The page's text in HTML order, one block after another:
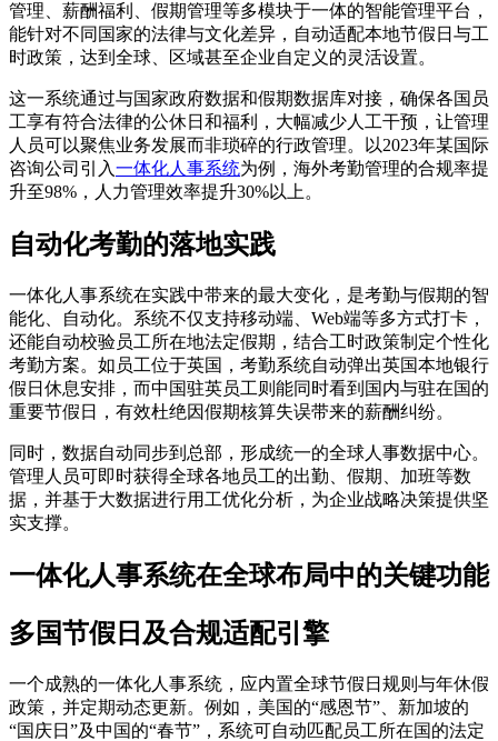
管理、薪酬福利、假期管理等多模块于一体的智能管理平台，
能针对不同国家的法律与文化差异，自动适配本地节假日与工
时政策，达到全球、区域甚至企业自定义的灵活设置。
这一系统通过与国家政府数据和假期数据库对接，确保各国员
工享有符合法律的公休日和福利，大幅减少人工干预，让管理
人员可以聚焦业务发展而非琐碎的行政管理。以2023年某国际
咨询公司引入一体化人事系统为例，海外考勤管理的合规率提
升至98%，人力管理效率提升30%以上。
自动化考勤的落地实践
一体化人事系统在实践中带来的最大变化，是考勤与假期的智
能化、自动化。系统不仅支持移动端、Web端等多方式打卡，
还能自动校验员工所在地法定假期，结合工时政策制定个性化
考勤方案。如员工位于英国，考勤系统自动弹出英国本地银行
假日休息安排，而中国驻英员工则能同时看到国内与驻在国的
重要节假日，有效杜绝因假期核算失误带来的薪酬纠纷。
同时，数据自动同步到总部，形成统一的全球人事数据中心。
管理人员可即时获得全球各地员工的出勤、假期、加班等数
据，并基于大数据进行用工优化分析，为企业战略决策提供坚
实支撑。
一体化人事系统在全球布局中的关键功能
多国节假日及合规适配引擎
一个成熟的一体化人事系统，应内置全球节假日规则与年休假
政策，并定期动态更新。例如，美国的“感恩节”、新加坡的
“国庆日”及中国的“春节”，系统可自动匹配员工所在国的法定